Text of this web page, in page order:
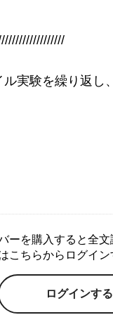
実験を繰り返し
ーを購入すると全文
こちらからログイン
ログインする